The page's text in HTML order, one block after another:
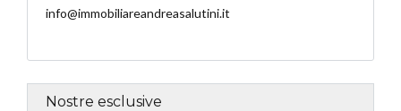
info@immobiliareandreasalutini.it
Nostre esclusive